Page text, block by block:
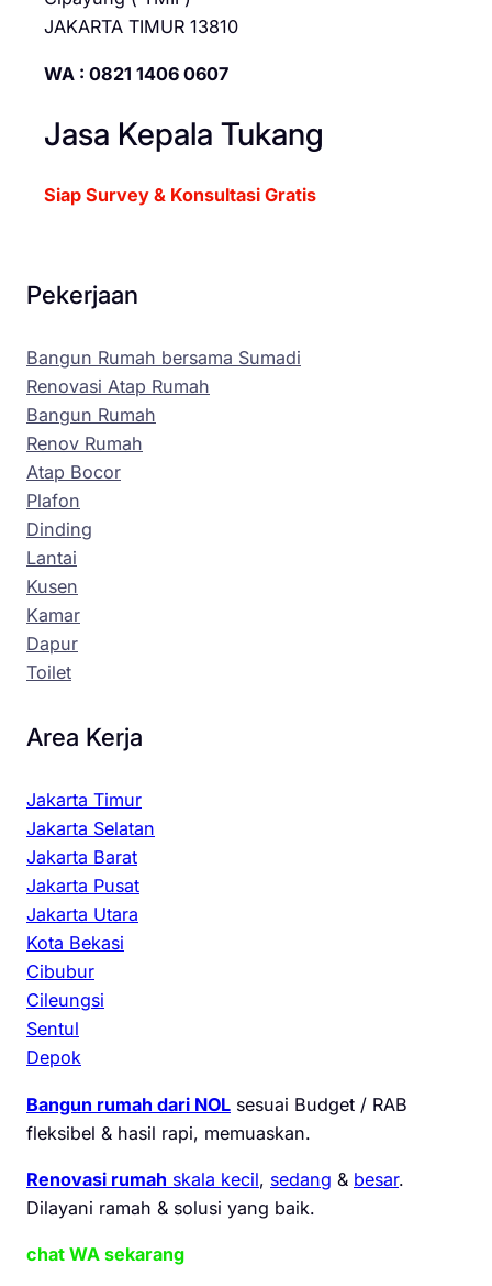
JAKARTA TIMUR 13810
WA : 0821 1406 0607
Jasa Kepala Tukang
Siap Survey & Konsultasi Gratis
Pekerjaan
Bangun Rumah bersama Sumadi
Renovasi Atap Rumah
Bangun Rumah
Renov Rumah
Atap Bocor
Plafon
Dinding
Lantai
Kusen
Kamar
Dapur
Toilet
Area Kerja
Jakarta Timur
Jakarta Selatan
Jakarta Barat
Jakarta Pusat
Jakarta Utara
Kota Bekasi
Cibubur
Cileungsi
Sentul
Depok
Bangun rumah dari NOL sesuai Budget / RAB
fleksibel & hasil rapi, memuaskan.
Renovasi rumah skala kecil, sedang & besar.
Dilayani ramah & solusi yang baik.
chat WA sekarang